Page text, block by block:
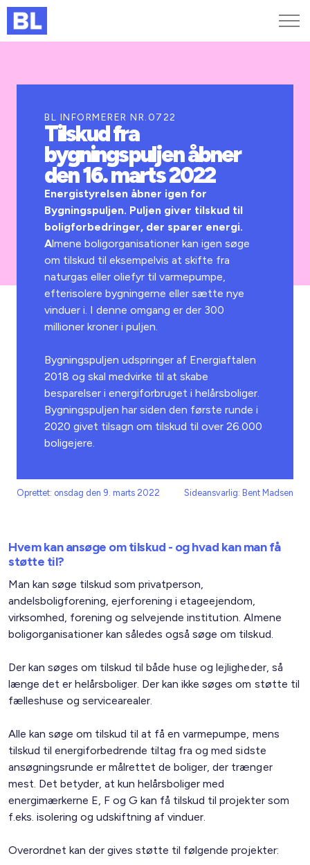
Kurser og arrangementer
Jobportalen
BL INFORMERER NR.0722
Tilskud fra
bygningspuljen åbner
den 16. marts 2022
Energistyrelsen åbner igen for
Bygningspuljen. Puljen giver tilskud til
boligforbedringer, der sparer energi.
Almene boligorganisationer kan igen søge
om tilskud til eksempelvis at skifte fra
naturgas eller oliefyr til varmepumpe,
efterisolere bygningerne eller sætte nye
vinduer i. I denne omgang er der 300
millioner kroner i puljen.
Bygningspuljen udspringer af Energiaftalen
2018 og skal medvirke til at skabe
besparelser i energiforbruget i helårsboliger.
Bygningspuljen har siden den første runde i
2020 givet tilsagn om tilskud til over 26.000
boligejere.
Oprettet: onsdag den 9. marts 2022 Sideansvarlig: Bent Madsen
Hvem kan ansøge om tilskud - og hvad kan man få
støtte til?
Man kan søge tilskud som privatperson,
andelsboligforening, ejerforening i etageejendom,
virksomhed, forening og selvejende institution. Almene
boligorganisationer kan således også søge om tilskud.
Der kan søges om tilskud til både huse og lejligheder, så
længe det er helårsboliger. Der kan ikke søges om støtte til
fælleshuse og servicearealer.
Alle kan søge om tilskud til at få en varmepumpe, mens
tilskud til energiforbedrende tiltag fra og med sidste
ansøgningsrunde er målrettet de boliger, der trænger
mest. Det betyder, at kun helårsboliger med
energimærkerne E, F og G kan få tilskud til projekter som
f.eks. isolering og udskiftning af vinduer.
Overordnet kan der gives støtte til følgende projekter: